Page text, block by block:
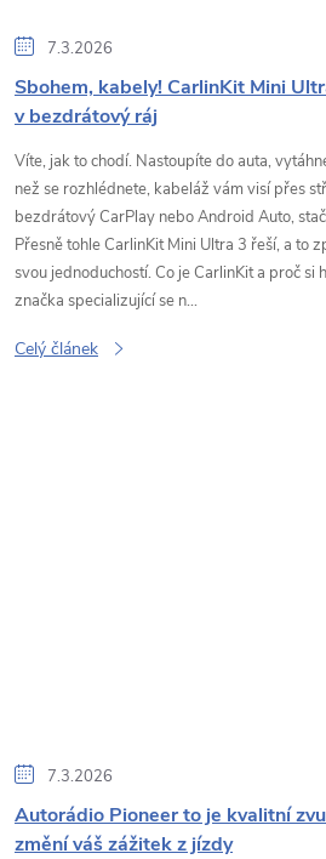
7.3.2026
Sbohem, kabely! CarlinKit Mini
v bezdrátový ráj
Víte, jak to chodí. Nastoupíte do auta,
než se rozhlédnete, kabeláž vám visí přes
bezdrátový CarPlay nebo Android Auto,
Přesně tohle CarlinKit Mini Ultra 3 řeší, a to
svou jednoduchostí. Co je CarlinKit a proč si
značka specializující se n...
Celý článek
7.3.2026
Autorádio Pioneer to je kvalitní
změní váš zážitek z jízdy